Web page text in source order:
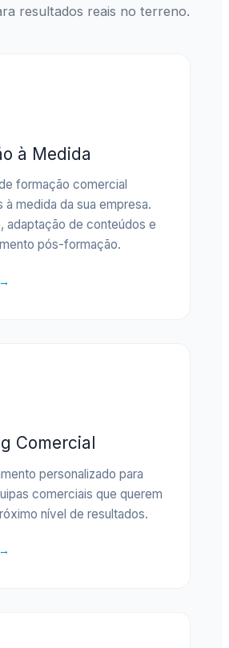
resultados reais no terreno.
à Medida
formação comercial
à medida da sua empresa.
adaptação de conteúdos e
pós-formação.
Comercial
personalizado para
comerciais que querem
nível de resultados.